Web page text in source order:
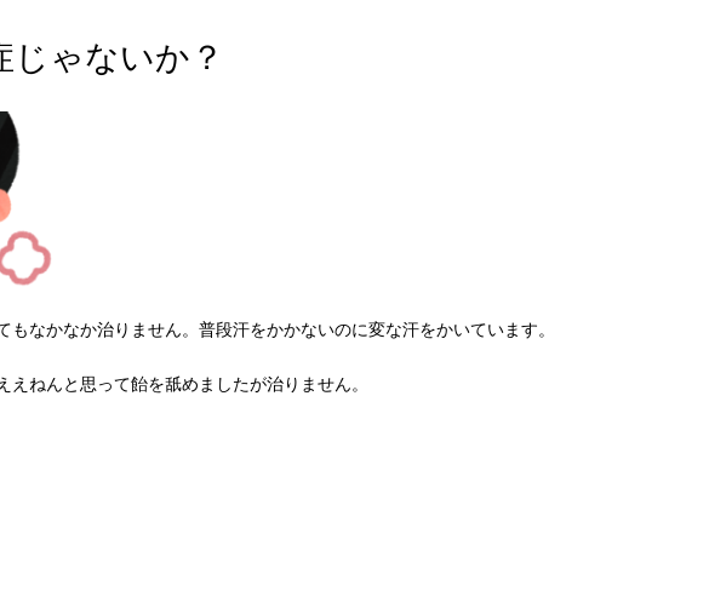
じゃないか？
なかなか治りません。普段汗をかかないのに変な汗をかいています。
ねんと思って飴を舐めましたが治りません。